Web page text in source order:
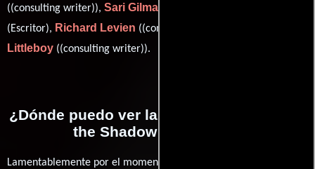
((consulting writer)), Sari Gilman
(Escritor), Richard Levien ((consulting writer)) y
Littleboy ((consulting writer)).
¿Dónde puedo ver la películas Pasang: In
the Shadow of Everest?
Lamentablemente por el momento no contamos con enlaces a